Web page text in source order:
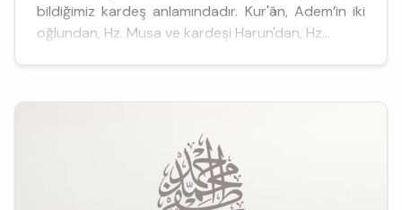
bildiğimiz kardeş anlamındadır. Kur'ân, Adem’in iki
oğlundan, Hz. Musa ve kardeşi Harun'dan, Hz...